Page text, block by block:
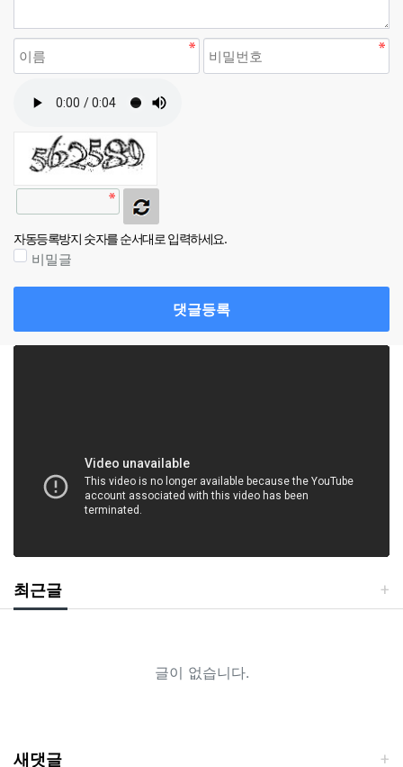
자동등록방지 숫자를 순서대로 입력하세요.
비밀글
댓글등록
최근글
글이 없습니다.
새댓글